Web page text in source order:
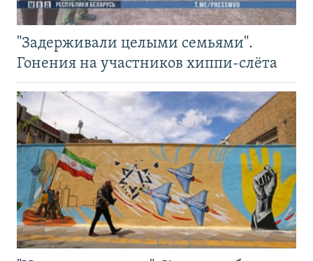
"Задерживали целыми семьями".
Гонения на участников хиппи-слёта